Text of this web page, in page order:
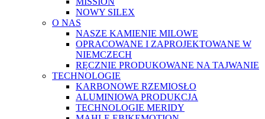
NOWY SILEX
O NAS
NASZE KAMIENIE MILOWE
OPRACOWANE I ZAPROJEKTOWANE W
NIEMCZECH
RĘCZNIE PRODUKOWANE NA TAJWANIE
TECHNOLOGIE
KARBONOWE RZEMIOSŁO
ALUMINIOWA PRODUKCJA
TECHNOLOGIE MERIDY